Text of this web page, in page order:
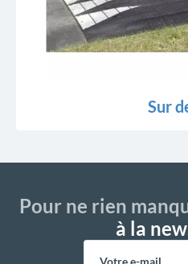
Sur
Pour ne rien
à la